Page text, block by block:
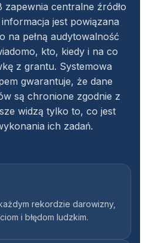
zapewnia centralne źródło
jest powiązana
na pełną audytowalność
kto, kiedy i na co
z grantu. Systemowa
gwarantuje, że dane
są chronione zgodnie z
widzą tylko to, co jest
ich zadań.
rekordzie darowizny,
i błędom ludzkim.